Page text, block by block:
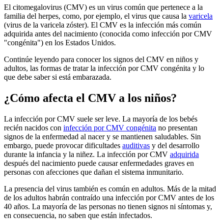
El citomegalovirus (CMV) es un virus común que pertenece a la
familia del herpes, como, por ejemplo, el virus que causa la varicela
(virus de la varicela zóster). El CMV es la infección más común
adquirida antes del nacimiento (conocida como infección por CMV
"congénita") en los Estados Unidos.
Continúe leyendo para conocer los signos del CMV en niños y
adultos, las formas de tratar la infección por CMV congénita y lo
que debe saber si está embarazada.
¿Cómo afecta el CMV a los niños?
La infección por CMV suele ser leve. La mayoría de los bebés
recién nacidos con infección por CMV congénita no presentan
signos de la enfermedad al nacer y se mantienen saludables. Sin
embargo, puede provocar dificultades auditivas y del desarrollo
durante la infancia y la niñez. La infección por CMV adquirida
después del nacimiento puede causar enfermedades graves en
personas con afecciones que dañan el sistema inmunitario.
La presencia del virus también es común en adultos. Más de la mitad
de los adultos habrán contraído una infección por CMV antes de los
40 años. La mayoría de las personas no tienen signos ni síntomas y,
en consecuencia, no saben que están infectados.